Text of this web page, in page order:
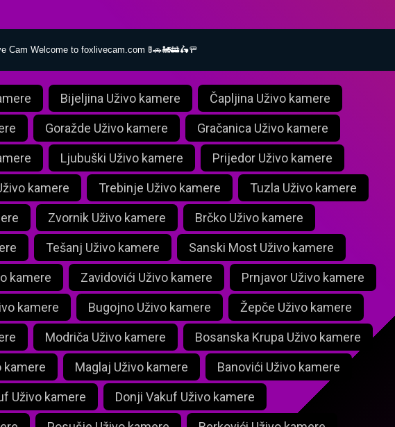
Cam Welcome to foxlivecam.com 🚦🚗🚂🚋🛵🚥
Bijeljina Uživo kamere Čapljina Uživo kamere
Goražde Uživo kamere Gračanica Uživo kamere
Ljubuški Uživo kamere Prijedor Uživo kamere
kamere Trebinje Uživo kamere Tuzla Uživo kamere
Zvornik Uživo kamere Brčko Uživo kamere
Tešanj Uživo kamere Sanski Most Uživo kamere
kamere Zavidovići Uživo kamere Prnjavor Uživo kamere
kamere Bugojno Uživo kamere Žepče Uživo kamere
Modriča Uživo kamere Bosanska Krupa Uživo kamere
kamere Maglaj Uživo kamere Banovići Uživo kamere
Uživo kamere Donji Vakuf Uživo kamere